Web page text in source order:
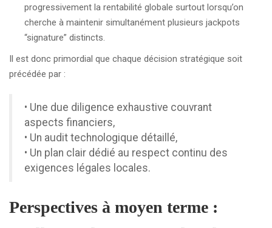
progressivement la rentabilité globale surtout lorsqu’on
cherche à maintenir simultanément plusieurs jackpots
“signature” distincts.
Il est donc primordial que chaque décision stratégique soit
précédée par :
• Une due diligence exhaustive couvrant
aspects financiers,
• Un audit technologique détaillé,
• Un plan clair dédié au respect continu des
exigences légales locales.
Perspectives à moyen terme :